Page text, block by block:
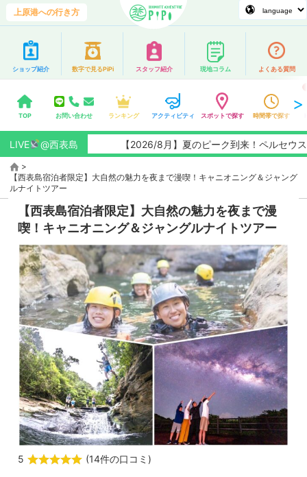
上原港への行き方
ショップ紹介 数字で見るPiPi スタッフ紹介 現地コラム よくある質問
TOP お問い合わせ ランキング アクティビティ スポットで探す 時間帯で探す
LIVE @西表島 【2026/8月】夏のピーク到来！ペルセウス座流星
>
【西表島宿泊者限定】大自然の魅力を夜まで漫喫！キャニオニング＆ジャング
ルナイトツアー
【西表島宿泊者限定】大自然の魅力を夜まで漫
喫！キャニオニング＆ジャングルナイトツアー
5 (14件の口コミ )